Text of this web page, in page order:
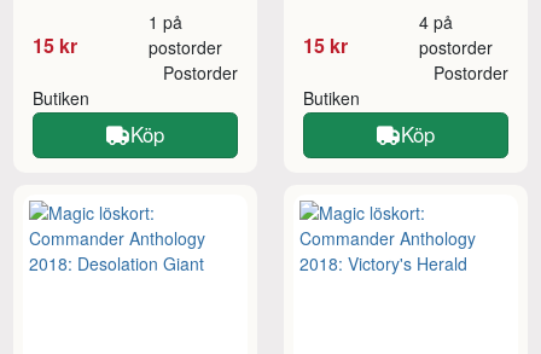
15 kr
1 på
postorder
Butiken
Postorder
Köp
15 kr
4 på
postorder
Butiken
Postorder
Köp